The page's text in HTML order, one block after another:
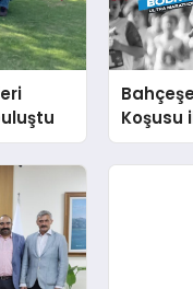
Koşusu